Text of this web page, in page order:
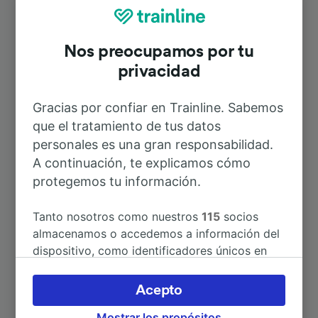
Stadt
A Braunschweig Hbf 38min
A Uelzen 1h 11min
A Hannover Hbf
A Berlín 1h 41min
A Berlin Hbf 1h 54min
Nos preocupamos por tu
privacidad
Gracias por confiar en Trainline. Sabemos
que el tratamiento de tus datos
personales es una gran responsabilidad.
A continuación, te explicamos cómo
protegemos tu información.
Tanto nosotros como nuestros115 socios
almacenamos o accedemos a información del
dispositivo, como identificadores únicos en
Puedes aceptar o administrar tus preferencias
haciendo clic abajo, incluido el derecho de
Acepto